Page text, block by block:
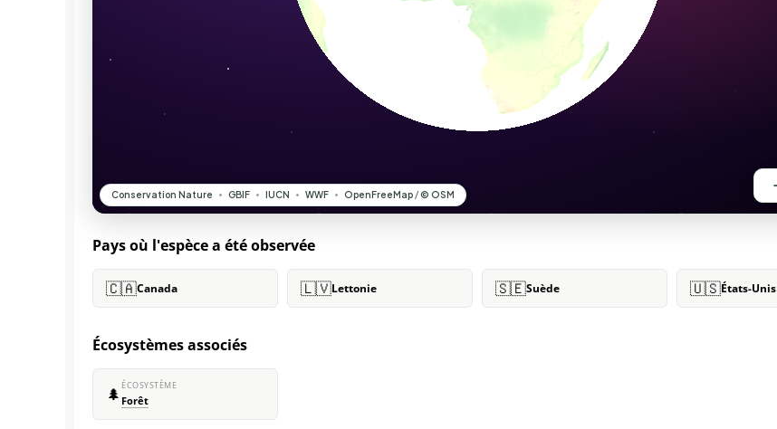
Pays où l'espèce a été observée
🇨🇦Canada 🇱🇻Lettonie 🇸🇪Suède 🇺🇸États-Unis
Écosystèmes associés
🌲 ÉCOSYSTÈME
Forêt